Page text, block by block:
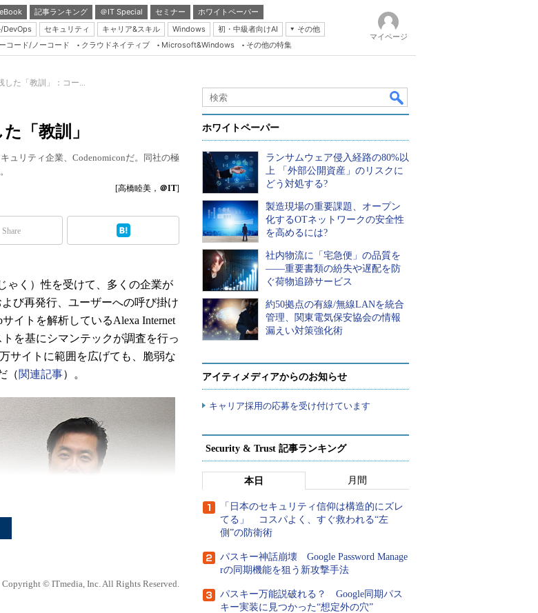
記事ランキング ＠IT Special セミナー
ホワイトペーパー
DevOps セキュリティ キャリア&スキル Windows 初・中級者向けAI
その他
Server & Storage
Database Expert
Linux ＆ OSS
Master of IP Network
Security & Trust
ブログ
コード/ノーコード クラウドネイティブ Microsoft&Windows その他の特集
マイページ
した「教訓」：コー...
「教訓」
ュリティ企業、Codenomiconだ。同社の極
[高橋睦美， ＠IT]
Share
ゃく）性を受けて、多くの企業が
び再発行、ユーザーへの呼び掛け
イトを解析しているAlexa Internet
を基にシマンテックが調査を行っ
サイトに範囲を広げても、脆弱な
（関連記事）。
Copyright © ITmedia, Inc. All Rights Reserved.
ホワイトペーパー
ランサムウェア侵入経路の80%以
上 「外部公開資産」のリスクに
どう対処する?
製造現場の重要課題、オープン
化するOTネットワークの安全性
を高めるには?
社内物流に「宅急便」の品質を
――重要書類の紛失や遅配を防
ぐ荷物追跡サービス
約50拠点の有線/無線LANを統合
管理、関東電気保安協会の情報
漏えい対策強化術
アイティメディアからのお知らせ
キャリア採用の応募を受け付けています
Security & Trust 記事ランキング
本日 月間
「日本のセキュリティ信仰は構造的にズレ
てる」 コスパよく、すぐ救われる“左
側”の防衛術
パスキー神話崩壊 Google Password Manage
rの同期機能を狙う新攻撃手法
パスキー万能説破れる？ Google同期パス
キー実装に見つかった“想定外の穴”